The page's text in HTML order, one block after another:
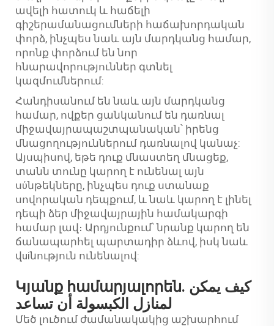
ավելի հատուկ և հաճելի
գիշերամանացումների հաճախորդական
փորձ, ինչպես նաև այն մարդկանց համար,
որոնք փորձում են նոր
հնարավորություններ գտնել
կազմումներում:
Հանդիսանում են նաև այն մարդկանց
համար, ովքեր ցանկանում են դառնալ
միջավայրապաշտպանական՝ իրենց
մնացողություններում դառնալով կանաչ:
Այսպիսով, եթե դուք մնաստեղ մնացեք,
տանն տունը կարող է ունենալ այն
սύնթեկները, ինչպես դուք ստանաք
սովորական դեպքում, և նաև կարող է լինել
դեպի ձեր միջավայրային համակարգի
համար լավ։ Արդյունքում՝ նրանք կարող են
ճանապարհել պարտադիր ձևով, իսկ նաև
վuiնություն ունենալով:
Կյանք համարյալորեն. كيف يمكن
لمنازل الكبسولة أن تساعد
Մեծ լուծում ժամանակակից աշխարհում